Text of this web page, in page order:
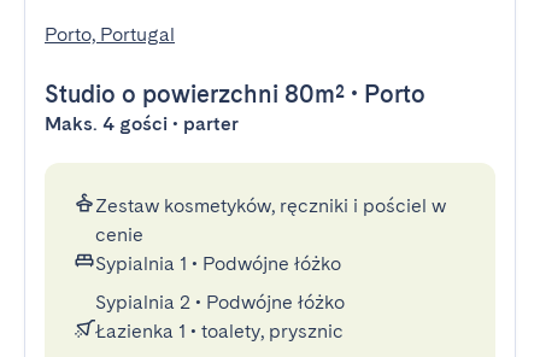
Porto, Portugal
Studio o powierzchni 80m² • Porto
Maks. 4 gości • parter
Zestaw kosmetyków, ręczniki i pościel w
cenie
Sypialnia 1 • Podwójne łóżko
Sypialnia 2 • Podwójne łóżko
Łazienka 1 • toalety, prysznic